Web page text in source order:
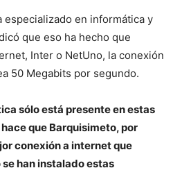
especializado en informática y
que eso ha hecho que
Inter o NetUno, la conexión
50 Megabits por segundo.
sólo está presente en estas
que Barquisimeto, por
conexión a internet que
han instalado estas